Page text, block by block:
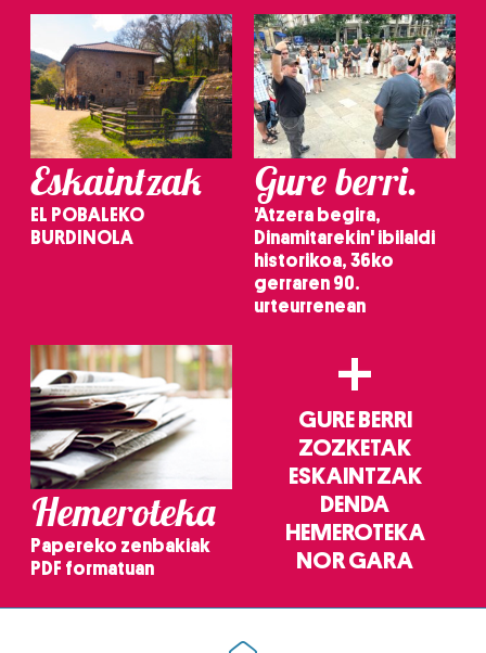
Eskaintzak
EL POBALEKO
BURDINOLA
Gure berri.
'Atzera begira,
Dinamitarekin' ibilaldi
historikoa, 36ko
gerraren 90.
urteurrenean
Hemeroteka
Papereko zenbakiak
PDF formatuan
+
GURE BERRI
ZOZKETAK
ESKAINTZAK
DENDA
HEMEROTEKA
NOR GARA